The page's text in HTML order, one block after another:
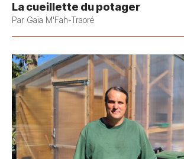
La cueillette du potager
Par Gaïa M'Fah-Traoré